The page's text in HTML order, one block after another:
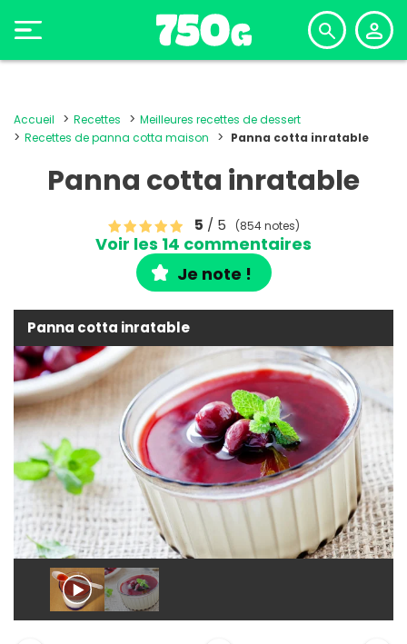
Accueil Recettes
Meilleures recettes de dessert
Recettes de panna cotta maison
Panna cotta inratable
Panna cotta inratable
5 / 5 (854 notes)
Voir les 14 commentaires
Je note !
Panna cotta inratable